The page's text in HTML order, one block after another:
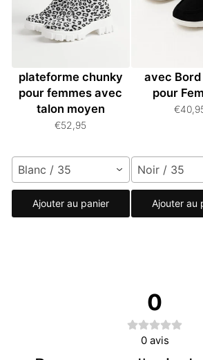
plateforme chunky
pour femmes avec
talon moyen
€52,95
Blanc / 35
Ajouter au panier
avec Bord
pour
Noir / 35
Ajouter au
0
0 avis